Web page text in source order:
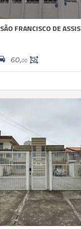
SÃO FRANCISCO DE ASSIS
60,00